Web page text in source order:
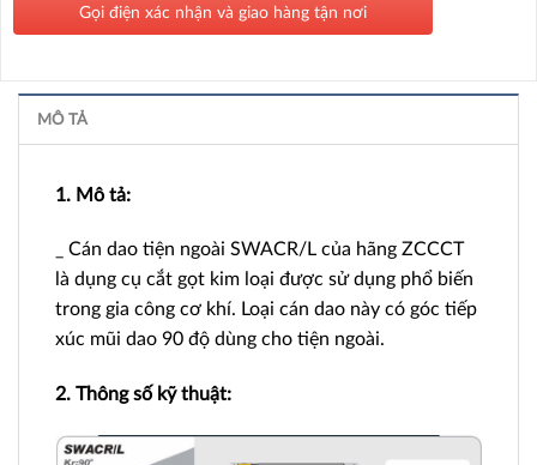
Gọi điện xác nhận và giao hàng tận nơi
MÔ TẢ
1. Mô tả:
_ Cán dao tiện ngoài SWACR/L của hãng ZCCCT
là dụng cụ cắt gọt kim loại được sử dụng phổ biến
trong gia công cơ khí. Loại cán dao này có góc tiếp
xúc mũi dao 90 độ dùng cho tiện ngoài.
2. Thông số kỹ thuật: